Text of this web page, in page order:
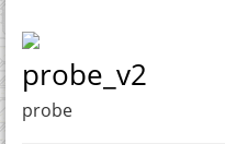
probe_v2
probe